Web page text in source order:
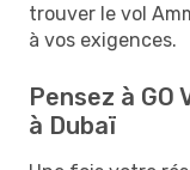
trouver le vol
à vos exigences.
Pensez à GO
à Dubaï